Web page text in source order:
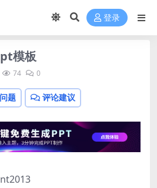
登录
模板
74 0
题 评论建议